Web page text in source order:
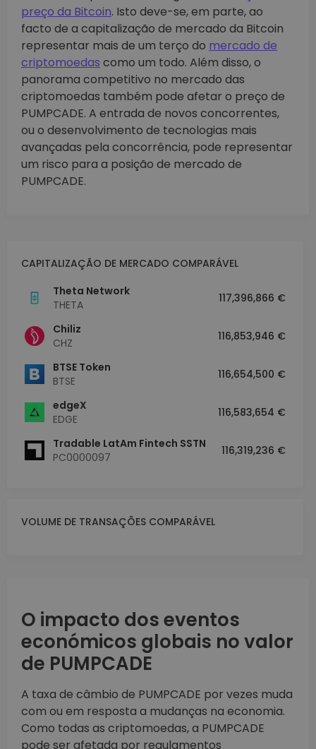
preço da Bitcoin. Isto deve-se, em parte, ao
facto de a capitalização de mercado da Bitcoin
representar mais de um terço do mercado de
criptomoedas como um todo. Além disso, o
panorama competitivo no mercado das
criptomoedas também pode afetar o preço de
PUMPCADE. A entrada de novos concorrentes,
ou o desenvolvimento de tecnologias mais
avançadas pela concorrência, pode representar
um risco para a posição de mercado de
PUMPCADE.
CAPITALIZAÇÃO DE MERCADO COMPARÁVEL
Theta Network
THETA
117,396,866 €
Chiliz
CHZ
116,853,946 €
BTSE Token
BTSE
116,654,500 €
edgeX
EDGE
116,583,654 €
Tradable LatAm Fintech SSTN
PC0000097
116,319,236 €
VOLUME DE TRANSAÇÕES COMPARÁVEL
O impacto dos eventos
económicos globais no valor
de PUMPCADE
A taxa de câmbio de PUMPCADE por vezes muda
com ou em resposta a mudanças na economia.
Como todas as criptomoedas, a PUMPCADE
pode ser afetada por regulamentos